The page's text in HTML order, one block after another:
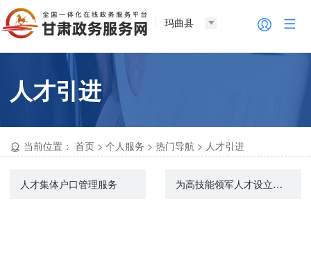
玛曲县
人才引进
当前位置： 首页 >个人服务 >热门导航 > 人才引进
人才集体户口管理服务 为高技能领军人才设立服务窗口、提出相关服务申请